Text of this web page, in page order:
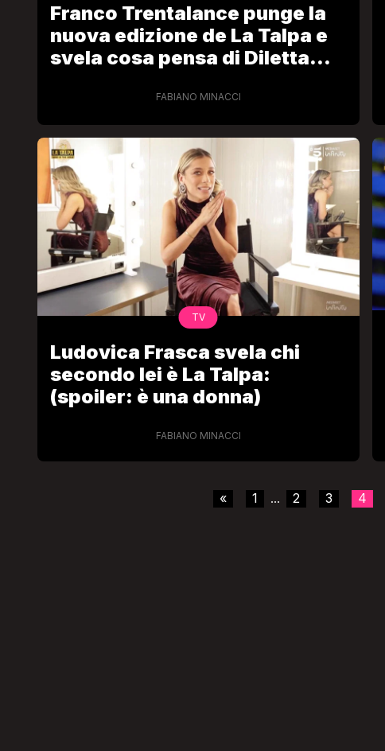
Franco Trentalance punge la
nuova edizione de La Talpa e
svela cosa pensa di Diletta
FABIANO MINACCI
TV
Ludovica Frasca svela chi
secondo lei è La Talpa:
(spoiler: è una donna)
FABIANO MINACCI
« 1 ... 2 3 4